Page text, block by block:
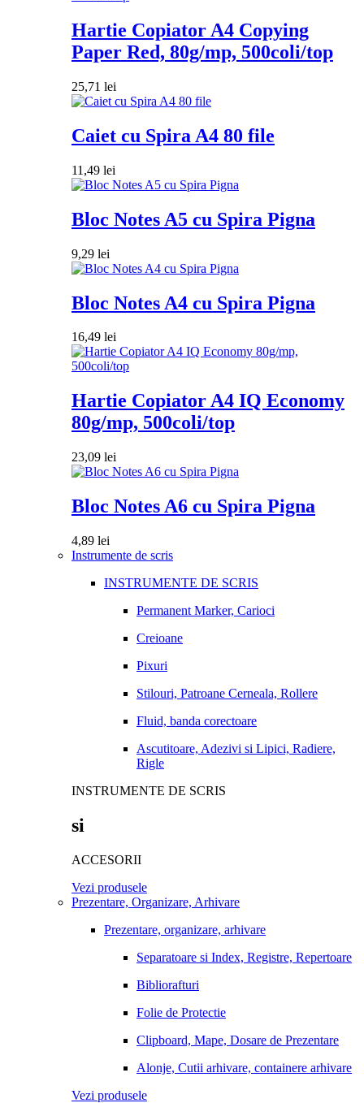
Hartie Copiator A4 Copying
Paper Red, 80g/mp, 500coli/top
25,71 lei
Caiet cu Spira A4 80 file
11,49 lei
Bloc Notes A5 cu Spira Pigna
9,29 lei
Bloc Notes A4 cu Spira Pigna
16,49 lei
Hartie Copiator A4 IQ Economy
80g/mp, 500coli/top
23,09 lei
Bloc Notes A6 cu Spira Pigna
4,89 lei
Instrumente de scris
INSTRUMENTE DE SCRIS
Permanent Marker, Carioci
Creioane
Pixuri
Stilouri, Patroane Cerneala, Rollere
Fluid, banda corectoare
Ascutitoare, Adezivi si Lipici, Radiere,
Rigle
INSTRUMENTE DE SCRIS
si
ACCESORII
Vezi produsele
Prezentare, Organizare, Arhivare
Prezentare, organizare, arhivare
Separatoare si Index, Registre, Repertoare
Bibliorafturi
Folie de Protectie
Clipboard, Mape, Dosare de Prezentare
Alonje, Cutii arhivare, containere arhivare
Vezi produsele